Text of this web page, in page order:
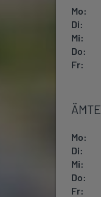
Mo:
Di:
Mi:
Do:
Fr:
Mo:
Di:
Mi:
Do:
Fr: